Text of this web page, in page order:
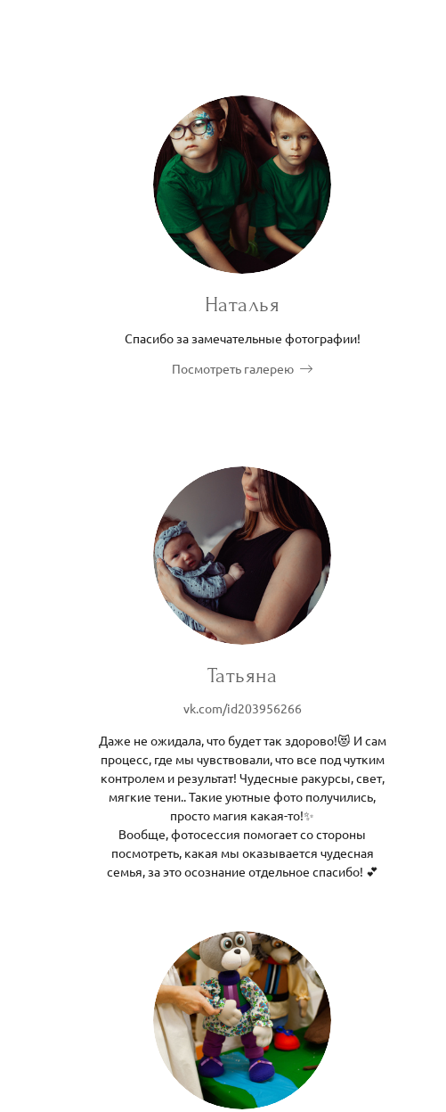
Наталья
Спасибо за замечательные фотографии!
Посмотреть галерею
Татьяна
vk.com/id203956266
Даже не ожидала, что будет так здорово!😻 И сам
процесс, где мы чувствовали, что все под чутким
контролем и результат! Чудесные ракурсы, свет,
мягкие тени.. Такие уютные фото получились,
просто магия какая-то!✨
Вообще, фотосессия помогает со стороны
посмотреть, какая мы оказывается чудесная
семья, за это осознание отдельное спасибо! 💕